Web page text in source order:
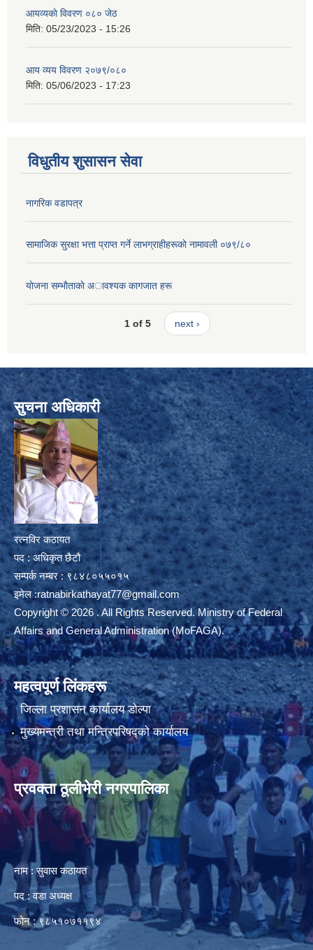
आयव्यकाे विवरण ०८० जेठ
मिति: 05/23/2023 - 15:26
आय व्यय विवरण २०७९/०८०
मिति: 05/06/2023 - 17:23
विधुतीय शुसासन सेवा
नागरिक वडापत्र
सामाजिक सुरक्षा भत्ता प्राप्त गर्ने लाभग्राहीहरूकाे नामावली ०७९/८०
याेजना सम्भाैताकाे अावश्यक कागजात हरू
1 of 5 next ›
सुचना अधिकारी
रत्नविर कठायत
पद : अधिकृत छैटौ
सम्पर्क नम्बर : ९८४८०५५०१५
इमेल :ratnabirkathayat77@gmail.com
Copyright © 2026 . All Rights Reserved. Ministry of Federal
Affairs and General Administration (MoFAGA).
महत्वपूर्ण लिंकहरू
जिल्ला प्रशासन कार्यालय डाेल्पा
मुख्यमन्त्री तथा मन्त्रिपरिषद्को कार्यालय
प्रवक्ता ठूलीभेरी नगरपालिका
नाम : सुवास कठायत
पद : वडा अध्यक्ष
फोन : ९८५१०७११९४